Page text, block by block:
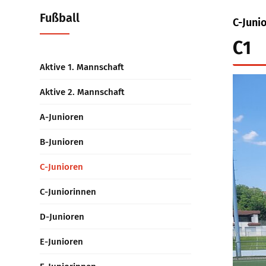
C-
C1
Fußball
Aktive 1. Mannschaft
Aktive 2. Mannschaft
A-Junioren
B-Junioren
C-Junioren
C-Juniorinnen
D-Junioren
E-Junioren